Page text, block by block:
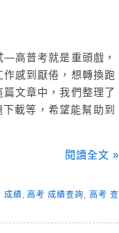
高普考就是重頭戲，
感到厭倦，想轉換跑
文章中，我們整理了
載等，希望能幫助到
閱讀全文 »
成績, 高考 成績查詢, 高考 查